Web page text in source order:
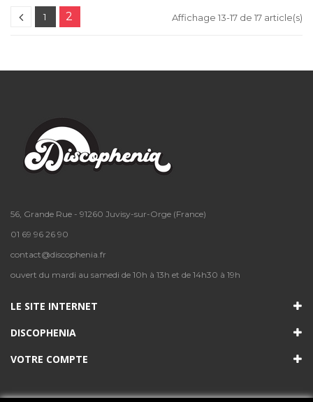
1 2 Affichage 13-17 de 17 article(s)
56, Grande Rue - 91260 Juvisy-sur-Orge (France)
01 69 96 26 90
contact@discophenia.fr
ouvert du mardi au samedi de 10h à 13h et de 14h30 à 19h
LE SITE INTERNET
DISCOPHENIA
VOTRE COMPTE